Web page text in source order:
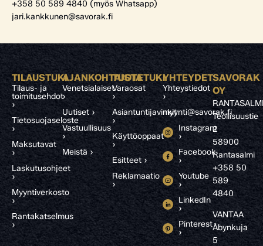
+358 50 589 4840 (myös Whatsapp)
jari.kankkunen@savorak.fi
TILAUSTUKI
Tilaus- ja
toimitusehdot
›
Tietosuojaseloste
›
Maksutavat
›
Laskutusohjeet
›
Myyntiverkosto
›
Rantakatselmus
›
AJANKOHTAISTA
Venetsialaiset
›
Uutiset ›
Vastuullisuus
›
Meistä ›
TUOTETUKI
Varaosat
›
Asiantuntijavinkit
›
Käyttöoppaat
›
Esitteet ›
Reklamaatio
›
YHTEYDET
Yhteystiedot
›
myynti@savorak.fi
Instagram
›
Facebook
›
Youtube
›
LinkedIn
›
Pinterest
›
SAVORAK
OY
Teollisuustie
2
58900
Rantasalmi
+358 50
589
4840
VANTAA
Åbynkuja
5